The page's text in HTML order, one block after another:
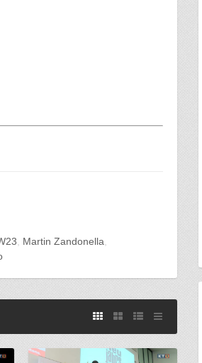
Martin Zandonella